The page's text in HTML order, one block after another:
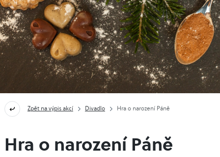
Zpět na výpis akcí Divadlo Hra o narození Páně
Hra o narození Páně